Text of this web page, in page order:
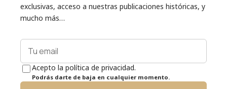
exclusivas, acceso a nuestras publicaciones históricas, y
mucho más…
Acepto la política de privacidad.
Podrás darte de baja en cualquier momento.